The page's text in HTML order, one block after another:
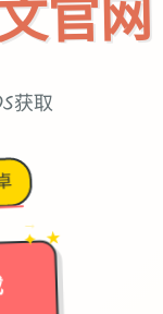
官网
获取
→
✦ ★